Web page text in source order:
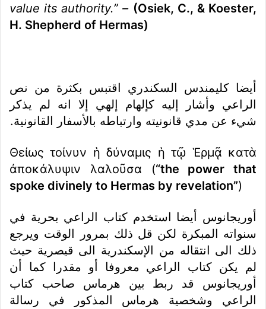
value its authority.” – (Osiek, C., & Koester,
H. Shepherd of Hermas)
أيضا كليمندس السكندري اقتبس بكثرة من نص
الراعي وأشار إليه كإلهام إلهي إلا انه لم يذكر
شيء عن مدي قانونيته وارتباطه بالأسفار القانونية.
Θείως τοίνυν ἡ δύναμις ἡ τῷ Ἑρμᾷ κατὰ
ἀποκάλυψιν λαλοῦσα (“the power that
spoke divinely to Hermas by revelation”)
أوريجانوس أيضا استخدم كتاب الراعي بحرية في
سنواته المبكرة لكن قل ذلك بمرور الوقت ويرجع
ذلك الى انتقاله من الإسكندرية الى قيصرية حيث
لم يكن كتاب الراعي معروفا أو مقدرا كما أن
أوريجانوس قد ربط بين هرماس صاحب كتاب
الراعي وشخصية هرماس المذكور في رسالة